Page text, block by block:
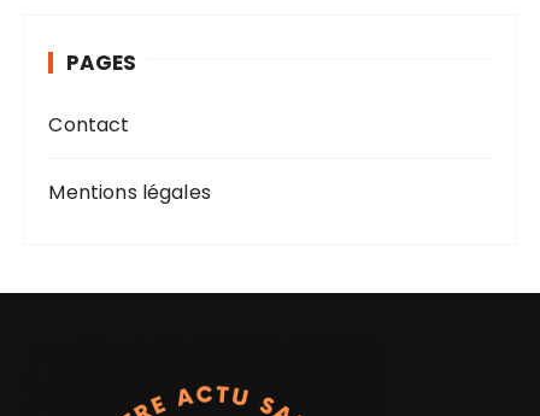
e PAGES
Contact
Mentions légales